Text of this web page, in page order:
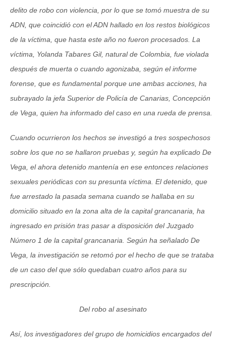
delito de robo con violencia, por lo que se tomó muestra de su
ADN, que coincidió con el ADN hallado en los restos biológicos
de la víctima, que hasta este año no fueron procesados. La
víctima, Yolanda Tabares Gil, natural de Colombia, fue violada
después de muerta o cuando agonizaba, según el informe
forense, que es fundamental porque une ambas acciones, ha
subrayado la jefa Superior de Policía de Canarias, Concepción
de Vega, quien ha informado del caso en una rueda de prensa.
Cuando ocurrieron los hechos se investigó a tres sospechosos
sobre los que no se hallaron pruebas y, según ha explicado De
Vega, el ahora detenido mantenía en ese entonces relaciones
sexuales periódicas con su presunta víctima. El detenido, que
fue arrestado la pasada semana cuando se hallaba en su
domicilio situado en la zona alta de la capital grancanaria, ha
ingresado en prisión tras pasar a disposición del Juzgado
Número 1 de la capital grancanaria. Según ha señalado De
Vega, la investigación se retomó por el hecho de que se trataba
de un caso del que sólo quedaban cuatro años para su
prescripción.
Del robo al asesinato
Así, los investigadores del grupo de homicidios encargados del